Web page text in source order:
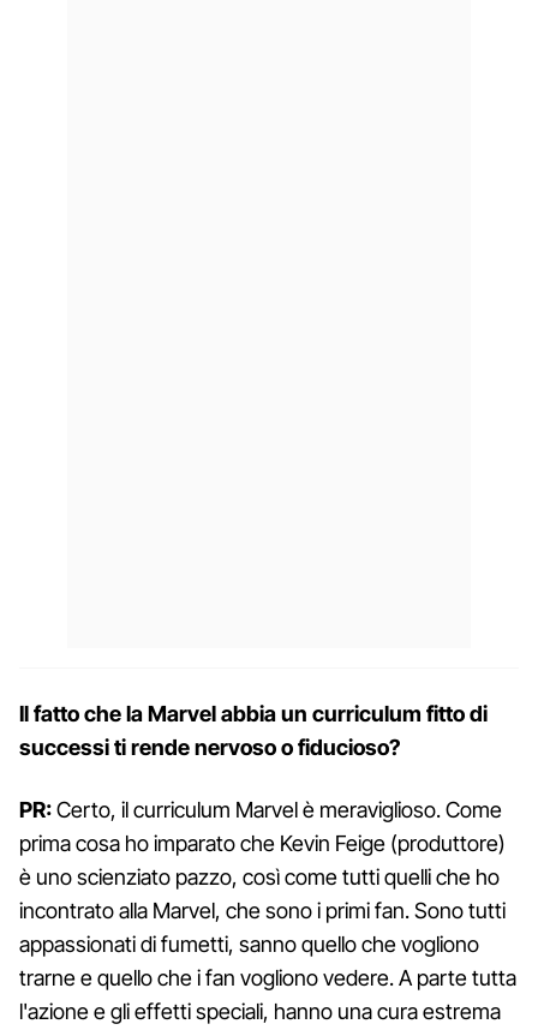
Il fatto che la Marvel abbia un curriculum fitto di
successi ti rende nervoso o fiducioso?
PR:Certo, il curriculum Marvel è meraviglioso. Come
prima cosa ho imparato che Kevin Feige (produttore)
è uno scienziato pazzo, così come tutti quelli che ho
incontrato alla Marvel, che sono i primi fan. Sono tutti
appassionati di fumetti, sanno quello che vogliono
trarne e quello che i fan vogliono vedere. A parte tutta
l'azione e gli effetti speciali, hanno una cura estrema